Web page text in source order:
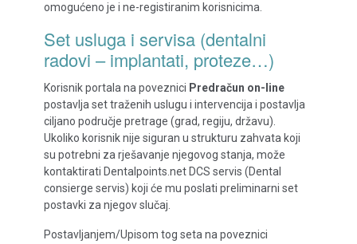
omogućeno je i ne-registiranim korisnicima.
Set usluga i servisa (dentalni
radovi – implantati, proteze…)
Korisnik portala na poveznici Predračun on-line
postavlja set traženih uslugu i intervencija i postavlja
ciljano područje pretrage (grad, regiju, državu).
Ukoliko korisnik nije siguran u strukturu zahvata koji
su potrebni za rješavanje njegovog stanja, može
kontaktirati Dentalpoints.net DCS servis (Dental
consierge servis) koji će mu poslati preliminarni set
postavki za njegov slučaj.
Postavljanjem/Upisom tog seta na poveznici